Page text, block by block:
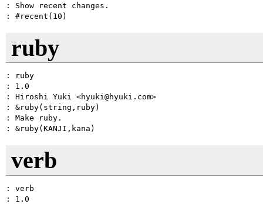
: Show recent changes.
ruby
: ruby
: 1.0
: Hiroshi Yuki <hyuki@hyuki.com>
: &ruby(string,ruby)
: Make ruby.
verb
: verb
: 1.0